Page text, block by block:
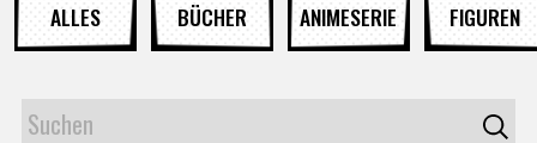
ALLES BÜCHER ANIMESERIE FIGUREN